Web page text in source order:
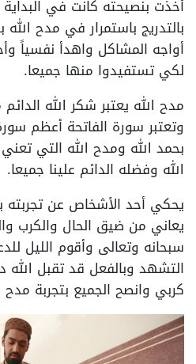
أخذت بنصيحته كانت في
بالتدريج باستمرار في مدح
أواجه المشاكل واهدأ نفسياً
لكي تستفيدوا منها جميعا.
مدح الله يعتبر شكر الله
وتعتبر سورة الفاتحة أعظم
بحمد الله ومدح الله التي
الله وفضله الدائم علينا جميعا.
يحكي أحد الأشخاص عن تجربته
يعاني من ضيق الحال والكرب
سبحانه وتعالى وأقوم الليل
التشهد وبالفعل قد تقبل
كربي وانصح الجميع بتجربة مدح